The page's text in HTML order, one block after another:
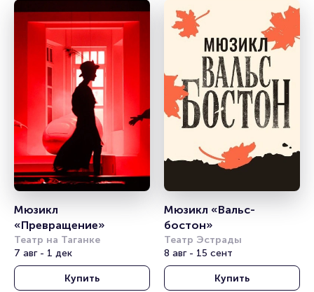
Мюзикл
«Превращение»
Театр на Таганке
7 авг - 1 дек
Купить
Мюзикл «Вальс-
бостон»
Театр Эстрады
8 авг - 15 сент
Купить